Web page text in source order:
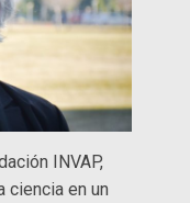
INVAP,
ciencia en un